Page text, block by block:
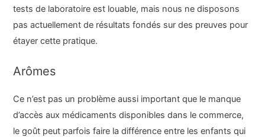
tests de laboratoire est louable, mais nous ne disposons
pas actuellement de résultats fondés sur des preuves pour
étayer cette pratique.
Arômes
Ce n’est pas un problème aussi important que le manque
d’accès aux médicaments disponibles dans le commerce,
le goût peut parfois faire la différence entre les enfants qui